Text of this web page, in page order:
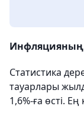
Инфляцияның
Статистика
тауарлары
1,6%-ға өсті.